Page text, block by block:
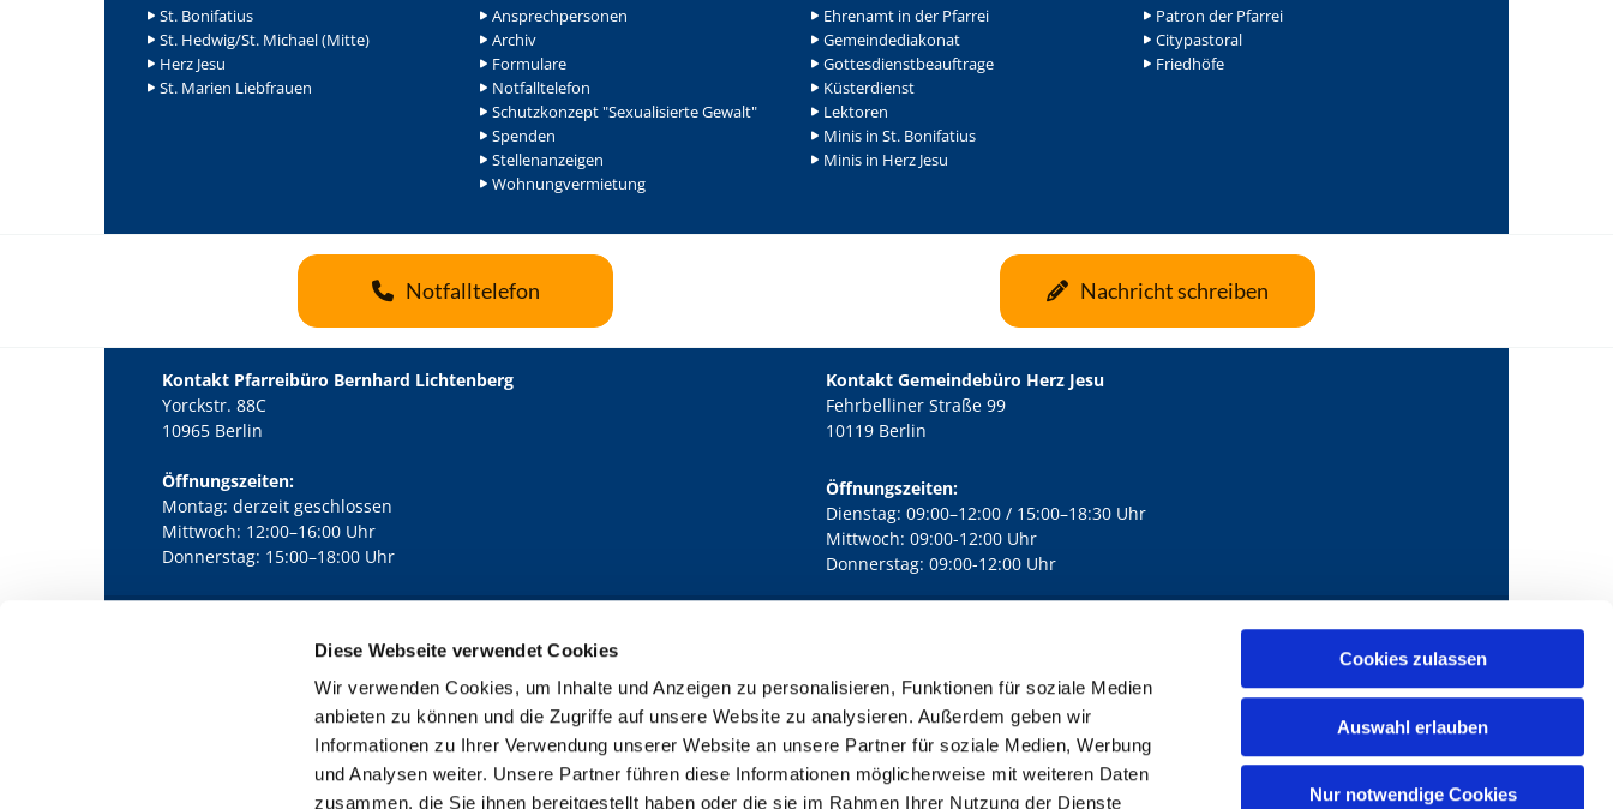
Diese Webseite verwendet Cookies
Wir verwenden Cookies, um Inhalte und Anzeigen zu personalisieren, Funktionen für soziale Medien
anbieten zu können und die Zugriffe auf unsere Website zu analysieren. Außerdem geben wir
Informationen zu Ihrer Verwendung unserer Website an unsere Partner für soziale Medien, Werbung
und Analysen weiter. Unsere Partner führen diese Informationen möglicherweise mit weiteren Daten
zusammen, die Sie ihnen bereitgestellt haben oder die sie im Rahmen Ihrer Nutzung der Dienste
Cookies zulassen
Auswahl erlauben
Nur notwendige Cookies
St. Bonifatius
St. Hedwig/St. Michael (Mitte)
Herz Jesu
St. Marien Liebfrauen
Ansprechpersonen
Archiv
Formulare
Notfalltelefon
Schutzkonzept "Sexualisierte Gewalt"
Spenden
Stellenanzeigen
Wohnungvermietung
Ehrenamt in der Pfarrei
Gemeindediakonat
Gottesdienstbeauftrage
Küsterdienst
Lektoren
Minis in St. Bonifatius
Minis in Herz Jesu
Patron der Pfarrei
Citypastoral
Friedhöfe
Notfalltelefon Nachricht schreiben
Kontakt Pfarreibüro Bernhard Lichtenberg
Yorckstr. 88C
10965 Berlin
Öffnungszeiten:
Montag: derzeit geschlossen
Mittwoch: 12:00–16:00 Uhr
Donnerstag: 15:00–18:00 Uhr
Kontakt Gemeindebüro Herz Jesu
Fehrbelliner Straße 99
10119 Berlin
Öffnungszeiten:
Dienstag: 09:00–12:00 / 15:00–18:30 Uhr
Mittwoch: 09:00-12:00 Uhr
Donnerstag: 09:00-12:00 Uhr
Kath. Kirchengemeinde Pfarrei Bernhard Lichtenberg Berlin-Mitte · Yorckstr. 88C, 10965 Berlin mail@bernhard-lichtenberg.berlin
Kontaktinformationen Impressum